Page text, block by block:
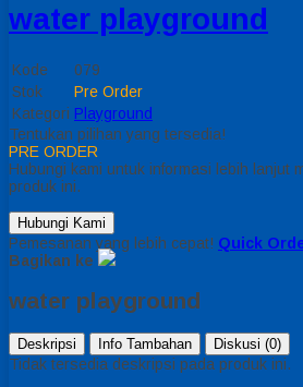
water playground
Kode
079
Stok
Pre Order
Kategori Playground
Tentukan pilihan yang tersedia!
PRE ORDER
Hubungi kami untuk informasi lebih lanjut
produk ini.
Hubungi Kami
Pemesanan yang lebih cepat! Quick
Bagikan ke
water playground
Deskripsi Info Tambahan Diskusi (0)
Tidak tersedia deskripsi pada produk ini.